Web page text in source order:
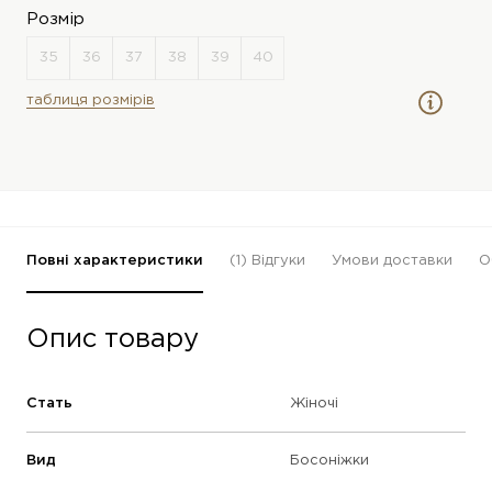
Розмір
таблиця розмірів
Повні характеристики (1) Відгуки Умови доставки
Опис товару
Стать Жіночі
Вид Босоніжки